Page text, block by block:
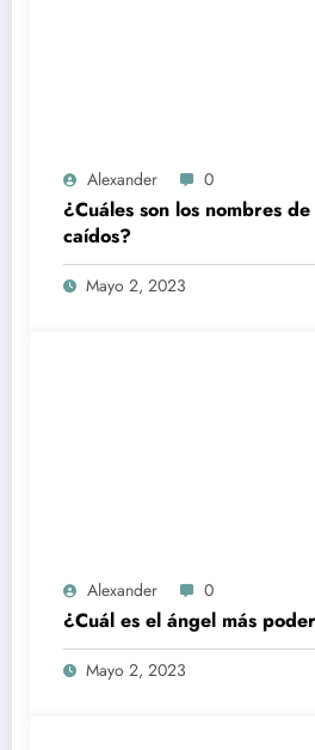
Alexander 0
¿Cuáles son los nombres
caídos?
Mayo 2, 2023
Alexander 0
¿Cuál es el ángel más
Mayo 2, 2023